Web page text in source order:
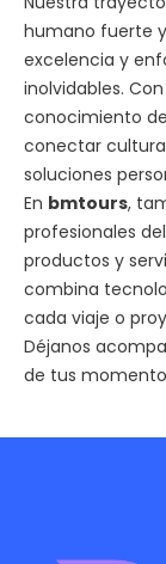
humano fuerte
excelencia y
inolvidables.
conocimiento
conectar
soluciones
En bmtours,
profesionales
productos y
combina
cada viaje o
Déjanos
de tus